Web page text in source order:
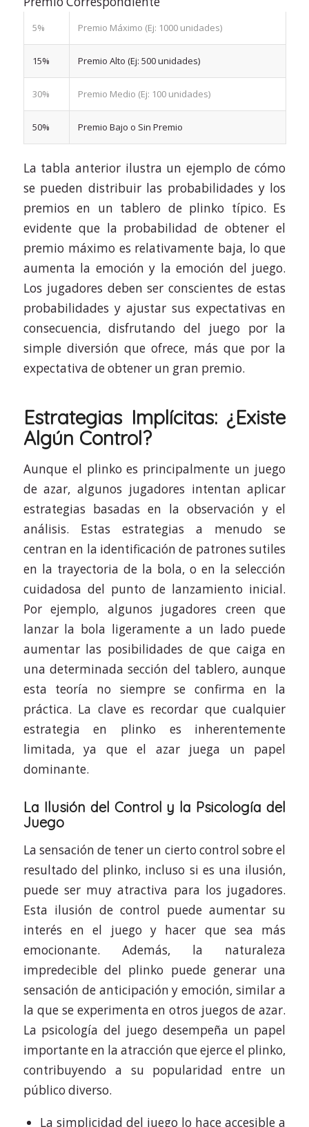
5% Premio Máximo (Ej: 1000 unidades)
15% Premio Alto (Ej: 500 unidades)
30% Premio Medio (Ej: 100 unidades)
50% Premio Bajo o Sin Premio
La tabla anterior ilustra un ejemplo de cómo
se pueden distribuir las probabilidades y los
premios en un tablero de plinko típico. Es
evidente que la probabilidad de obtener el
premio máximo es relativamente baja, lo que
aumenta la emoción y la emoción del juego.
Los jugadores deben ser conscientes de estas
probabilidades y ajustar sus expectativas en
consecuencia, disfrutando del juego por la
simple diversión que ofrece, más que por la
expectativa de obtener un gran premio.
Estrategias Implícitas: ¿Existe
Algún Control?
Aunque el plinko es principalmente un juego
de azar, algunos jugadores intentan aplicar
estrategias basadas en la observación y el
análisis. Estas estrategias a menudo se
centran en la identificación de patrones sutiles
en la trayectoria de la bola, o en la selección
cuidadosa del punto de lanzamiento inicial.
Por ejemplo, algunos jugadores creen que
lanzar la bola ligeramente a un lado puede
aumentar las posibilidades de que caiga en
una determinada sección del tablero, aunque
esta teoría no siempre se confirma en la
práctica. La clave es recordar que cualquier
estrategia en plinko es inherentemente
limitada, ya que el azar juega un papel
dominante.
La Ilusión del Control y la Psicología del
Juego
La sensación de tener un cierto control sobre el
resultado del plinko, incluso si es una ilusión,
puede ser muy atractiva para los jugadores.
Esta ilusión de control puede aumentar su
interés en el juego y hacer que sea más
emocionante. Además, la naturaleza
impredecible del plinko puede generar una
sensación de anticipación y emoción, similar a
la que se experimenta en otros juegos de azar.
La psicología del juego desempeña un papel
importante en la atracción que ejerce el plinko,
contribuyendo a su popularidad entre un
público diverso.
La simplicidad del juego lo hace accesible a